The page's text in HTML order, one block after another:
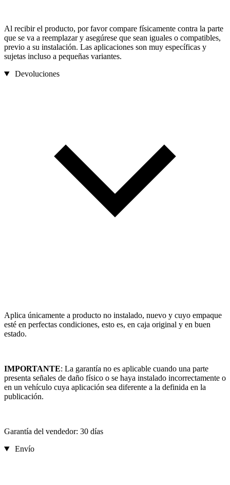
Al recibir el producto, por favor compare físicamente contra la parte
que se va a reemplazar y asegúrese que sean iguales o compatibles,
previo a su instalación. Las aplicaciones son muy específicas y
sujetas incluso a pequeñas variantes.
Devoluciones
Aplica únicamente a producto no instalado, nuevo y cuyo empaque
esté en perfectas condiciones, esto es, en caja original y en buen
estado.
IMPORTANTE: La garantía no es aplicable cuando una parte
presenta señales de daño físico o se haya instalado incorrectamente o
en un vehículo cuya aplicación sea diferente a la definida en la
publicación.
Garantía del vendedor: 30 días
Envío